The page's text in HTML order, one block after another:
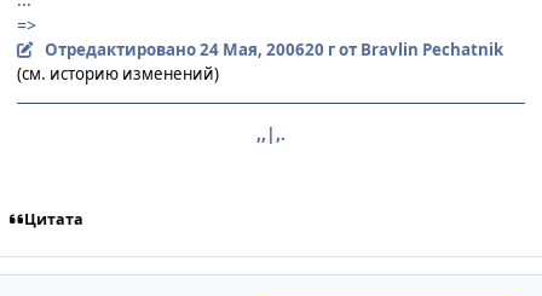
=>
Отредактировано24 Мая, 200620 гот Bravlin Pechatnik
(см. историю изменений)
,,|,.
Цитата